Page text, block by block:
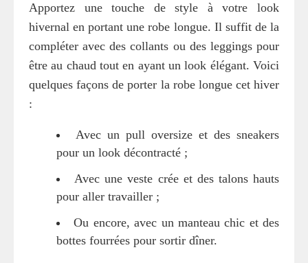
Apportez une touche de style à votre look
hivernal en portant une robe longue. Il suffit de la
compléter avec des collants ou des leggings pour
être au chaud tout en ayant un look élégant. Voici
quelques façons de porter la robe longue cet hiver
:
Avec un pull oversize et des sneakers
pour un look décontracté ;
Avec une veste crée et des talons hauts
pour aller travailler ;
Ou encore, avec un manteau chic et des
bottes fourrées pour sortir dîner.